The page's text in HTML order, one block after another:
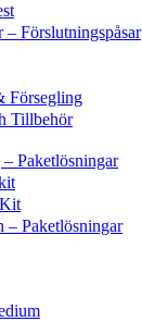
– Förslutningspåsar
Försegling
Tillbehör
Paketlösningar
– Paketlösningar